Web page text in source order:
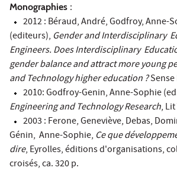
Monographies :
2012 : Béraud, André, Godfroy, Anne-
(editeurs), Gender and Interdisciplinary
Engineers. Does Interdisciplinary
gender balance and attract more young
and Technology higher education ?
2010: Godfroy-Genin, Anne-Sophie
Engineering and Technology Research,
2003 : Ferone, Geneviève, Debas,
Génin, Anne-Sophie, Ce que
dire, Eyrolles, éditions d'organisations,
croisés, ca. 320 p.